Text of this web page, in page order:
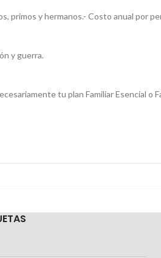
primos y hermanos.- Costo anual por
y guerra.
tu plan Familiar Esencial o